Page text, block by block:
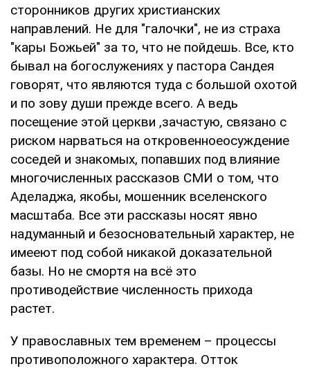
сторонников других христианских
направлений. Не для "галочки", не из страха
"кары Божьей" за то, что не пойдешь. Все, кто
бывал на богослужениях у пастора Сандея
говорят, что являются туда с большой охотой
и по зову души прежде всего. А ведь
посещение этой церкви ,зачастую, связано с
риском нарваться на откровенноеосуждение
соседей и знакомых, попавших под влияние
многочисленных рассказов СМИ о том, что
Аделаджа, якобы, мошенник вселенского
масштаба. Все эти рассказы носят явно
надуманный и безосновательный характер, не
имееют под собой никакой доказательной
базы. Но не смортя на всё это
противодействие численность прихода
растет.
У православных тем временем – процессы
противоположного характера. Отток